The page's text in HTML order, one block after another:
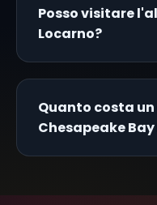
Posso visitare
Locarno?
Quanto costa
Chesapeake